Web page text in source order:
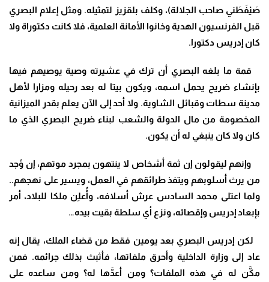
صَيْفَطَني صاحب الجلالة)، وكلف بلقزيز لتمثيله. ومثل إعلام البصري
قبل الفرنسيون الهدية وخانوا الأمانة العلمية، فلا كانت دكتوراة ولا
كان إدريس دكتورا.
قمة ما بلغه البصري أن ترك في عشيرته وصية يوصيهم فيها
بإنشاء ضريح يحمل اسمه، ويكون بيتا له بعد رحيله ومزارا لأهل
مدينة سطات وقبائل الشاوية. ولا أحد إلى الآن يعلم بقدر الميزانية
المخصومة من مال الدولة والشعب لبناء ضريح البصري الذي ما
كان ولا كان ينبغي له أن يكون.
وإنهم ليقولون إن ثمة أشخاص لا ينتهون بمجرد موتهم، إن وُجد
من يرث أسلوبهم ويتفذ طرائقهم في العمل، ويسير على نهجهم..
ولما اعتلى محمد السادس عرش أسلافه، وأُعلِن ملكا للبلاد، أمر
بإبعاد إدريس وإقصائه، ونزع أي سلطة بقيت بيده…
لكن إدريس البصري بعد يومين فقط من قضاء الملك، يقال إنه
عاد إلى وزارة الداخلية وأحرق ملفاتها، فأثبث بذلك جرائمه. فمن
مكَّن له في هذه الملفات؟ ومن أعدَّها له؟ ومن ساعده على